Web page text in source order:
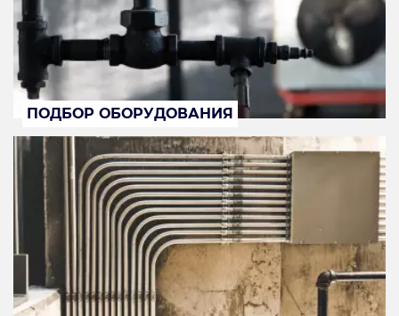
ПОДБОР ОБОРУДОВАНИЯ